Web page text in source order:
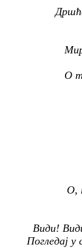
О
О,
Види!
Погледај у